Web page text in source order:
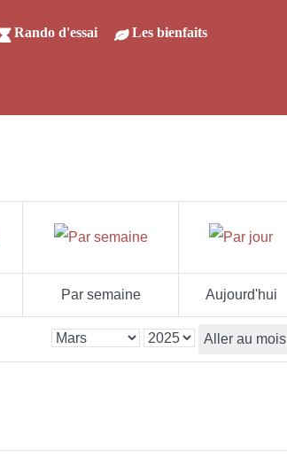
Rando d'essai Les bienfaits
Par semaine Aujourd'hui
Aller au mois